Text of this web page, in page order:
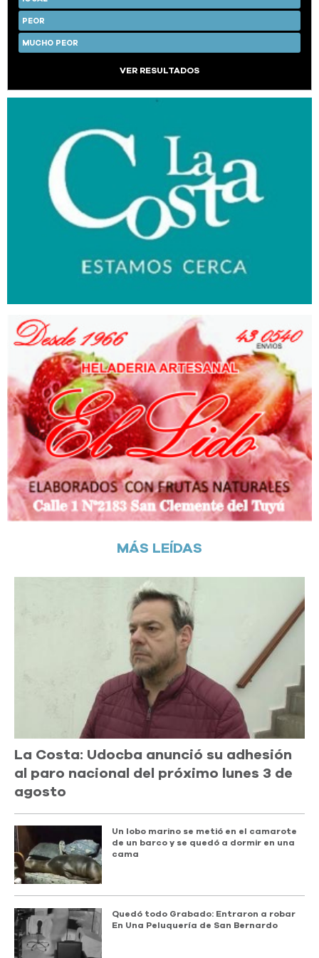
PEOR
MUCHO PEOR
VER RESULTADOS
MÁS LEÍDAS
La Costa: Udocba anunció su adhesión
al paro nacional del próximo lunes 3 de
agosto
Un lobo marino se metió en el camarote
de un barco y se quedó a dormir en una
cama
Quedó todo Grabado: Entraron a robar
En Una Peluquería de San Bernardo